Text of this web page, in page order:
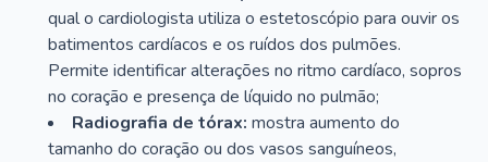
qual o cardiologista utiliza o estetoscópio para ouvir os
batimentos cardíacos e os ruídos dos pulmões.
Permite identificar alterações no ritmo cardíaco, sopros
no coração e presença de líquido no pulmão;
Radiografia de tórax: mostra aumento do
tamanho do coração ou dos vasos sanguíneos,